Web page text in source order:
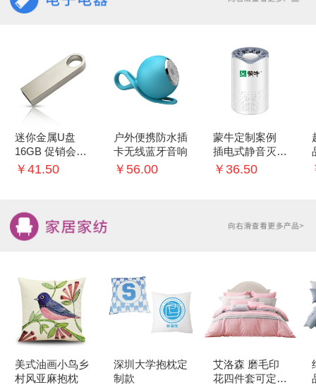
迷你金属U盘
16GB 促销会议
礼品
￥41.50
户外便携防水插
卡无线蓝牙音响
￥56.00
蒙牛定制案例
插电式静音灭蚊
灯家用室内灭蚊
￥36.50
美式油画小鸟乡
村风亚麻抱枕
深圳大学抱枕定
制款
艾洛森 磨毛印
花四件套可定制